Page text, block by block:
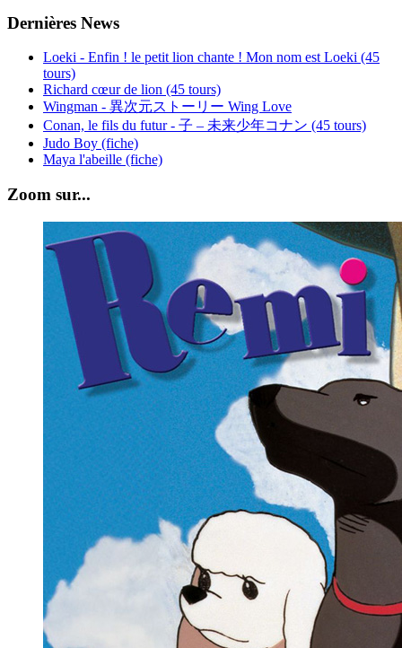
Dernières News
Loeki - Enfin ! le petit lion chante ! Mon nom est Loeki (45
tours)
Richard cœur de lion (45 tours)
Wingman - 異次元ストーリー Wing Love
Conan, le fils du futur - 子 – 未来少年コナン (45 tours)
Judo Boy (fiche)
Maya l'abeille (fiche)
Zoom sur...